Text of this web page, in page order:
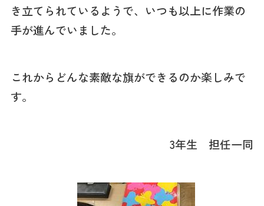
き立てられているようで、いつも以上に作業の
手が進んでいました。
これからどんな素敵な旗ができるのか楽しみで
す。
3年生 担任一同